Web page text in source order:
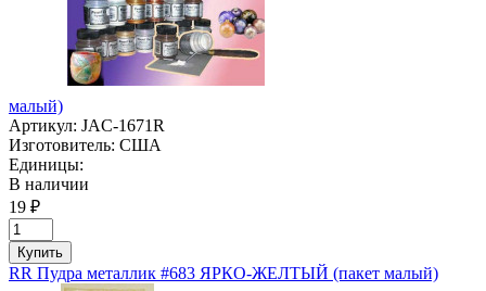
малый)
Артикул: JAC-1671R
Изготовитель: США
Единицы:
В наличии
19 ₽
Купить
RR Пудра металлик #683 ЯРКО-ЖЕЛТЫЙ (пакет малый)